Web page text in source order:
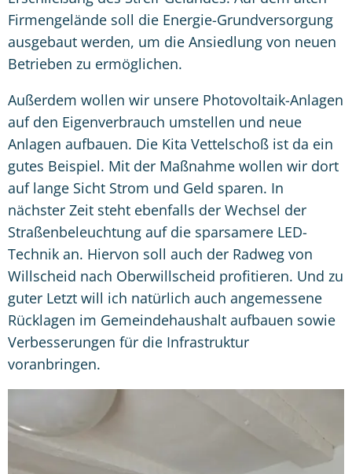
Firmengelände soll die Energie-Grundversorgung
ausgebaut werden, um die Ansiedlung von neuen
Betrieben zu ermöglichen.
Außerdem wollen wir unsere Photovoltaik-Anlagen
auf den Eigenverbrauch umstellen und neue
Anlagen aufbauen. Die Kita Vettelschoß ist da ein
gutes Beispiel. Mit der Maßnahme wollen wir dort
auf lange Sicht Strom und Geld sparen. In
nächster Zeit steht ebenfalls der Wechsel der
Straßenbeleuchtung auf die sparsamere LED-
Technik an. Hiervon soll auch der Radweg von
Willscheid nach Oberwillscheid profitieren. Und zu
guter Letzt will ich natürlich auch angemessene
Rücklagen im Gemeindehaushalt aufbauen sowie
Verbesserungen für die Infrastruktur
voranbringen.